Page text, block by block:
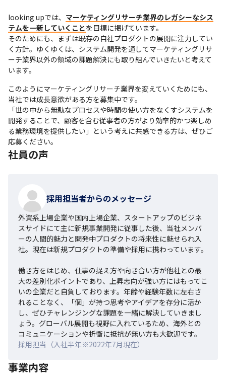
looking upでは、 マーケティングリサーチ業界のレガシーなシス
テムを一新していくことを目標に掲げています。
そのためにも、まずは既存の自社プロダクトの展開に注力してい
く方針。ゆくゆくは、システム開発を通してマーケティングリサ
ーチ業界以外の領域の課題解決にも取り組んでいきたいと考えて
います。
このようにマーケティングリサーチ業界を変えていくためにも、
当社では成長意欲がある方を募集中です。
「世の中から無駄なプロセスや時間の使い方をなくすシステムを
開発することで、顧客を含む従事者の方がより効率的かつ楽しめ
る業務環境を提供したい」という考えに共感できる方は、ぜひご
応募ください。
社員の声
採用担当者からのメッセージ
外資系上場企業や国内上場企業、スタートアップのビジネ
スサイドにて主に新規事業開発に従事した後、当社メンバ
ーの人間的魅力と開発中プロダクトの将来性に魅せられ入
社。現在は新規プロダクトの準備や採用に携わっています。
働き方をはじめ、仕事の捉え方や向き合い方が他社との最
大の差別化ポイントであり、上昇志向が強い方にはもってこ
いの企業だと自負しております。年齢や経験年数に左右さ
れることなく、「個」が持つ思考やアイデアを存分に活か
し、ぜひチャレンジングな課題を一緒に解決していきまし
ょう。グローバル展開も視野に入れているため、海外との
コミュニケーションや折衝に抵抗が無い方も大歓迎です。
採用担当（入社半年※2022年7月現在）
事業内容